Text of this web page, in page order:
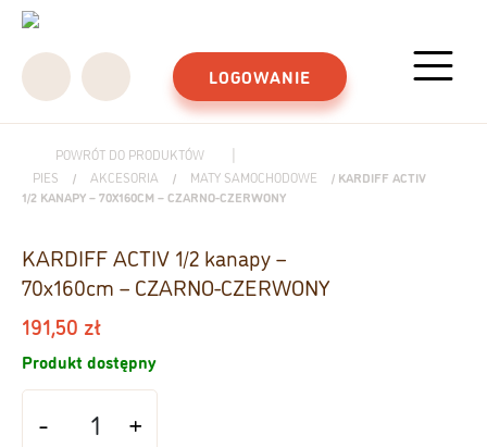
Main NavigationLOGOWANIE
POWRÓT DO PRODUKTÓW |
PIES / AKCESORIA / MATY SAMOCHODOWE
/ KARDIFF ACTIV
1/2 KANAPY – 70X160CM – CZARNO-CZERWONY
KARDIFF ACTIV 1/2 kanapy –
70x160cm – CZARNO-CZERWONY
191,50 zł
Produkt dostępny
-
ilość KARDIFF ACTIV 1/2 kanapy - 70x160cm - CZARNO-CZERWONY
+